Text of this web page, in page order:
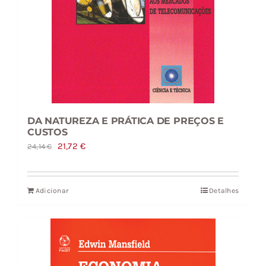
DA NATUREZA E PRÁTICA DE PREÇOS E
CUSTOS
24,14€
O
original
era:
21,72€O
atual
Adicionar Detalhes